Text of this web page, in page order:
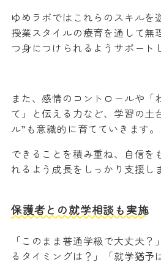
ゆめラボではこれらのスキルを
授業スタイルの療育を通して無
つ身につけられるようサポート
また、感情のコントロールや「
て」と伝える力など、学習の土
ル”も意識的に育てていきます。
できることを積み重ね、自信を
れるよう成長をしっかり支援し
保護者との就学相談も実施
「このまま普通学級で大丈夫
るタイミングは？」「就学猶予